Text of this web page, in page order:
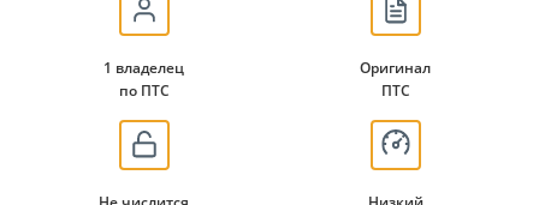
1 владелец
по ПТС
Оригинал
ПТС